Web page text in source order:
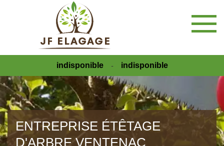
indisponible - indisponible
ENTREPRISE ÉTÊTAGE
D'ARBRE VENTENAC